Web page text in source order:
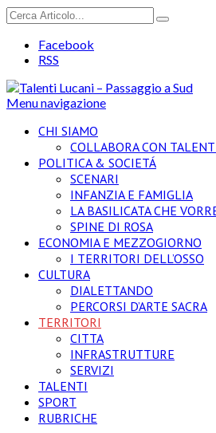
Facebook
RSS
Menu navigazione
CHI SIAMO
COLLABORA CON
POLITICA & SOCIETÁ
SCENARI
INFANZIA E FAMIGLIA
LA BASILICATA CHE
SPINE DI ROSA
ECONOMIA E MEZZOGIORNO
I TERRITORI DELL’OSSO
CULTURA
DIALETTANDO
PERCORSI D’ARTE SACRA
TERRITORI
CITTA
INFRASTRUTTURE
SERVIZI
TALENTI
SPORT
RUBRICHE